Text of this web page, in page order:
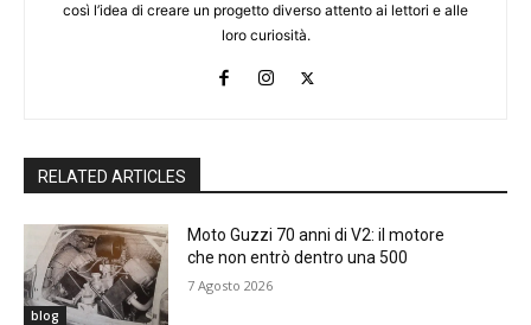
così l’idea di creare un progetto diverso attento ai lettori e alle
loro curiosità.
RELATED ARTICLES
blog
Moto Guzzi 70 anni di V2: il motore
che non entrò dentro una 500
7 Agosto 2026